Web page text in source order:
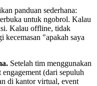
panduan sederhana:
untuk ngobrol. Kalau
Kalau offline, tidak
kecemasan "apakah saya
Setelah tim menggunakan
(dari sepuluh
di kantor virtual, event